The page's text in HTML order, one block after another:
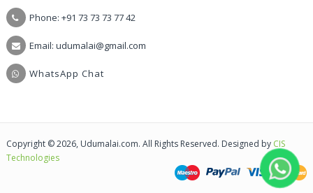
Phone: +91 73 73 73 77 42
Email: udumalai@gmail.com
WhatsApp Chat
Copyright © 2026, Udumalai.com. All Rights Reserved. Designed by CIS
Technologies